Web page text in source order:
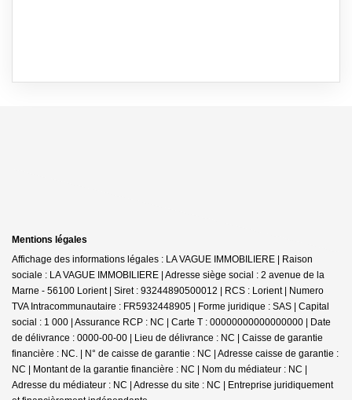
Mentions légales
Affichage des informations légales : LA VAGUE IMMOBILIERE | Raison
sociale : LA VAGUE IMMOBILIERE | Adresse siège social : 2 avenue de la
Marne - 56100 Lorient | Siret : 93244890500012 | RCS : Lorient | Numero
TVA Intracommunautaire : FR5932448905 | Forme juridique : SAS | Capital
social : 1 000 | Assurance RCP : NC | Carte T : 00000000000000000 | Date
de délivrance : 0000-00-00 | Lieu de délivrance : NC | Caisse de garantie
financière : NC. | N° de caisse de garantie : NC | Adresse caisse de garantie :
NC | Montant de la garantie financière : NC | Nom du médiateur : NC |
Adresse du médiateur : NC | Adresse du site : NC | Entreprise juridiquement